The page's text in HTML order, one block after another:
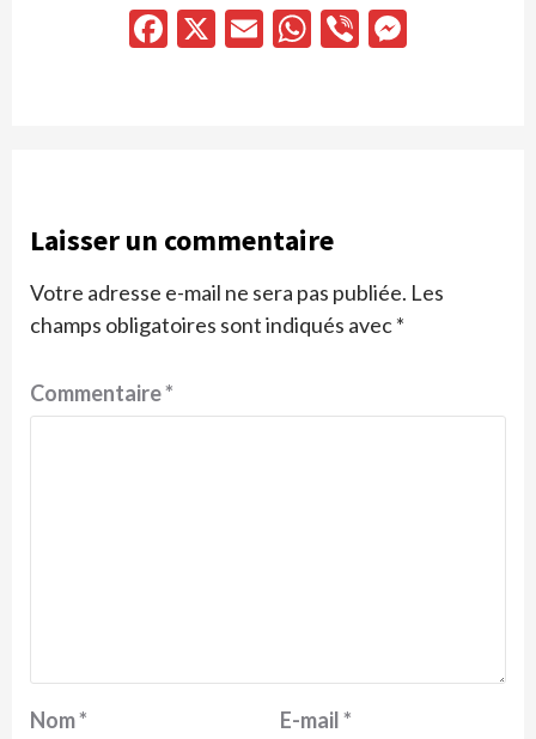
Facebook
X EmailWhatsApp
Viber
Laisser un commentaire
Votre adresse e-mail ne sera pas publiée. Les
champs obligatoires sont indiqués avec*
Commentaire*
Nom* E-mail*